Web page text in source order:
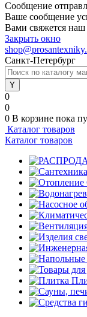
Сообщение
Ваше сообщение
Вами свяжется наш
Закрыть окно
Санкт-Петербург
0
0
0 В корзине пока
Каталог товаров
Каталог товаров